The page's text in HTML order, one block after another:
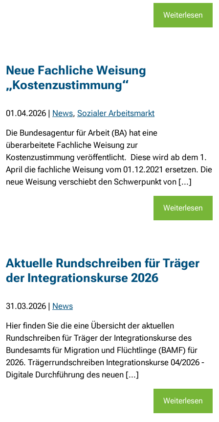
Weiterlesen
Neue Fachliche Weisung
„Kostenzustimmung“
01.04.2026 | News, Sozialer Arbeitsmarkt
Die Bundesagentur für Arbeit (BA) hat eine
überarbeitete Fachliche Weisung zur
Kostenzustimmung veröffentlicht. Diese wird ab dem 1.
April die fachliche Weisung vom 01.12.2021 ersetzen. Die
neue Weisung verschiebt den Schwerpunkt von [...]
Weiterlesen
Aktuelle Rundschreiben für Träger
der Integrationskurse 2026
31.03.2026 | News
Hier finden Sie die eine Übersicht der aktuellen
Rundschreiben für Träger der Integrationskurse des
Bundesamts für Migration und Flüchtlinge (BAMF) für
2026. Trägerrundschreiben Integrationskurse 04/2026 -
Digitale Durchführung des neuen [...]
Weiterlesen